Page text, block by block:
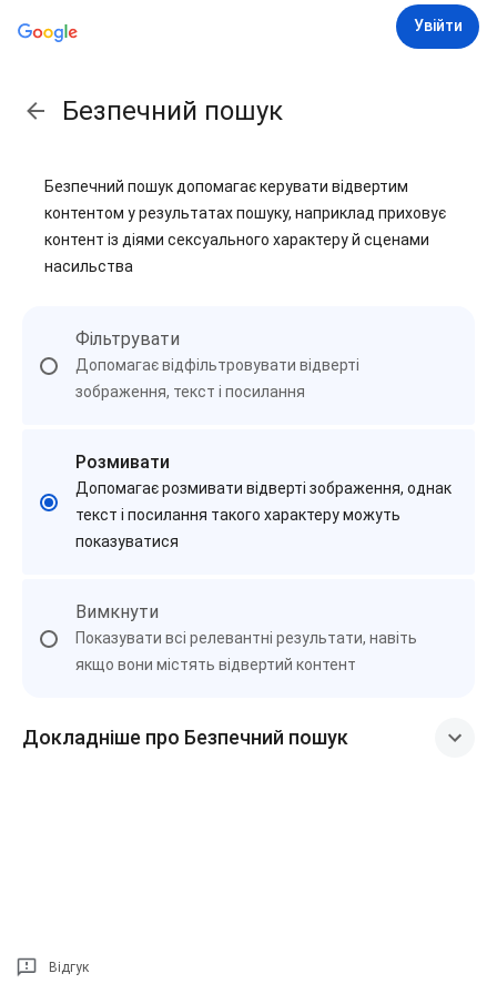
Увійти
Безпечний пошук
Безпечний пошук допомагає керувати відвертим
контентом у результатах пошуку, наприклад приховує
контент із діями сексуального характеру й сценами
насильства
Фільтрувати
Допомагає відфільтровувати відверті
зображення, текст і посилання
Розмивати
Допомагає розмивати відверті зображення, однак
текст і посилання такого характеру можуть
показуватися
Вимкнути
Показувати всі релевантні результати, навіть
якщо вони містять відвертий контент
Докладніше про Безпечний пошук
Відгук